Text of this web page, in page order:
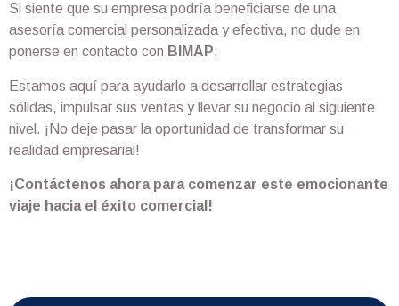
Si siente que su empresa podría beneficiarse de una
asesoría comercial personalizada y efectiva, no dude en
ponerse en contacto con BIMAP.
Estamos aquí para ayudarlo a desarrollar estrategias
sólidas, impulsar sus ventas y llevar su negocio al siguiente
nivel. ¡No deje pasar la oportunidad de transformar su
realidad empresarial!
¡Contáctenos ahora para comenzar este emocionante
viaje hacia el éxito comercial!